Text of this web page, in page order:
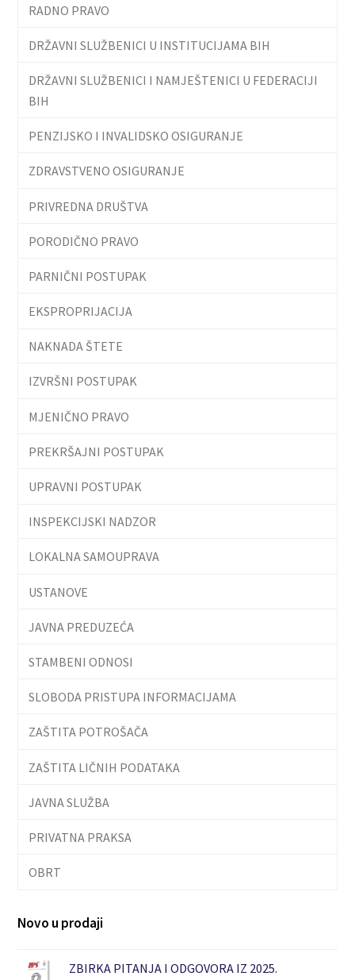
RADNO PRAVO
DRŽAVNI SLUŽBENICI U INSTITUCIJAMA BIH
DRŽAVNI SLUŽBENICI I NAMJEŠTENICI U FEDERACIJI
BIH
PENZIJSKO I INVALIDSKO OSIGURANJE
ZDRAVSTVENO OSIGURANJE
PRIVREDNA DRUŠTVA
PORODIČNO PRAVO
PARNIČNI POSTUPAK
EKSPROPRIJACIJA
NAKNADA ŠTETE
IZVRŠNI POSTUPAK
MJENIČNO PRAVO
PREKRŠAJNI POSTUPAK
UPRAVNI POSTUPAK
INSPEKCIJSKI NADZOR
LOKALNA SAMOUPRAVA
USTANOVE
JAVNA PREDUZEĆA
STAMBENI ODNOSI
SLOBODA PRISTUPA INFORMACIJAMA
ZAŠTITA POTROŠAČA
ZAŠTITA LIČNIH PODATAKA
JAVNA SLUŽBA
PRIVATNA PRAKSA
OBRT
Novo u prodaji
ZBIRKA PITANJA I ODGOVORA IZ 2025.